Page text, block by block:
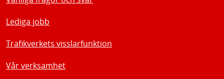
Lediga jobb
Trafikverkets visslarfunktion
Vår verksamhet